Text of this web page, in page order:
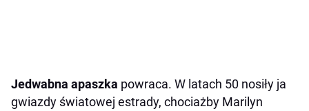
Jedwabna apaszka powraca. W latach 50 nosiły ja
gwiazdy światowej estrady, chociażby Marilyn